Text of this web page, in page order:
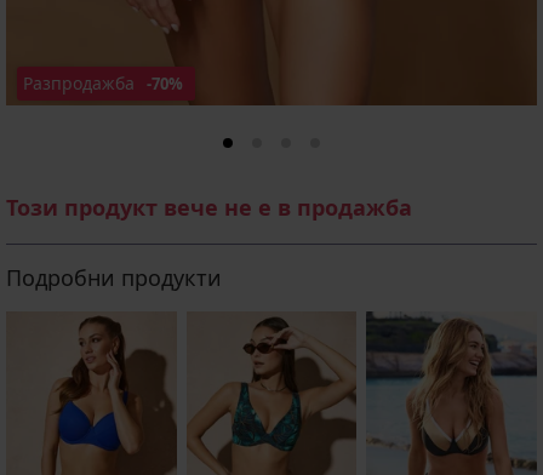
Разпродажба -70%
Този продукт вече не е в продажба
Подробни продукти